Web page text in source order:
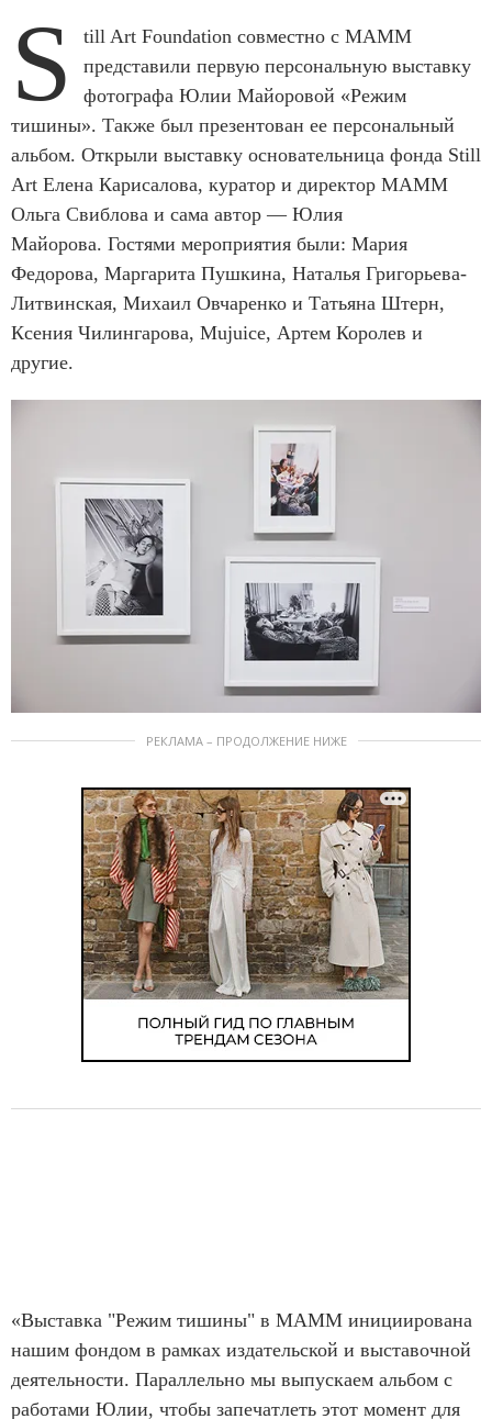
S
till Art Foundation совместно с МАММ
представили первую персональную выставку
фотографа Юлии Майоровой «Режим
тишины». Также был презентован ее персональный
альбом. Открыли выставку основательница фонда Still
Art Елена Карисалова, куратор и директор МАММ
Ольга Свиблова и сама автор — Юлия
Майорова. Гостями мероприятия были: Мария
Федорова, Маргарита Пушкина, Наталья Григорьева-
Литвинская, Михаил Овчаренко и Татьяна Штерн,
Ксения Чилингарова, Mujuice, Артем Королев и
другие.
РЕКЛАМА – ПРОДОЛЖЕНИЕ НИЖЕ
«Выставка "Режим тишины" в МАММ инициирована
нашим фондом в рамках издательской и выставочной
деятельности. Параллельно мы выпускаем альбом с
работами Юлии, чтобы запечатлеть этот момент для